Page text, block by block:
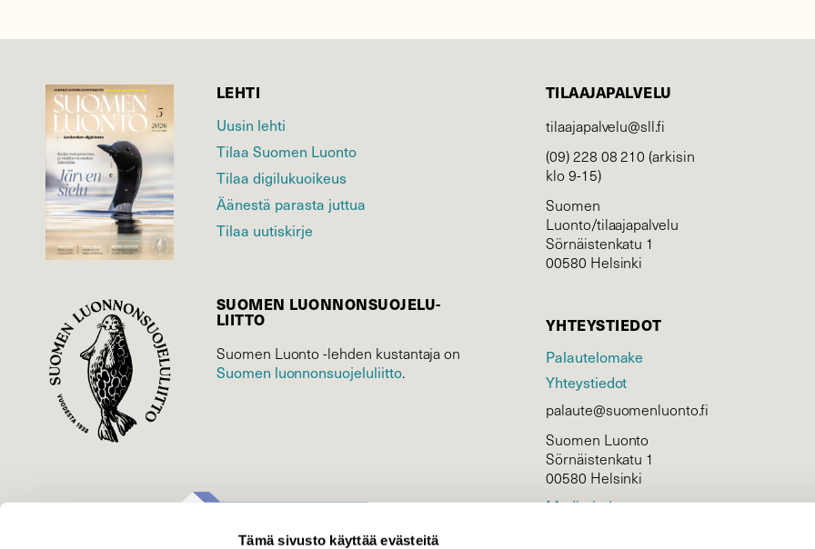
Tämä sivusto käyttää evästeitä
LEHTI
Uusin lehti
Tilaa Suomen Luonto
Tilaa digilukuoikeus
Äänestä parasta juttua
Tilaa uutiskirje
SUOMEN LUONNON­SUOJELU­
LIITTO
Suomen Luonto -lehden kustantaja on
Suomen luonnonsuojelu­liitto.
TILAAJAPALVELU
tilaajapalvelu@sll.fi
(09) 228 08 210 (arkisin
klo 9-15)
Suomen
Luonto/tilaajapalvelu
Sörnäistenkatu 1
00580 Helsinki
YHTEYSTIEDOT
Palautelomake
Yhteystiedot
palaute@suomenluonto.fi
Suomen Luonto
Sörnäistenkatu 1
00580 Helsinki
Mediatiedot